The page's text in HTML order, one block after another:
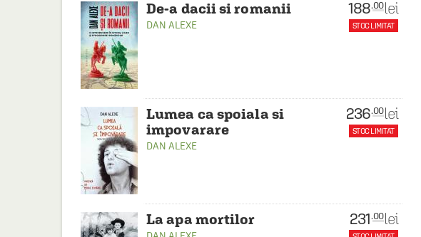
De-a dacii si romanii
DAN ALEXE
188.00lei
STOC LIMITAT
Lumea ca spoiala si
impovarare
DAN ALEXE
236.00lei
STOC LIMITAT
La apa mortilor 231 .00lei